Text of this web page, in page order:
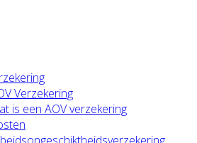
Verzekering
is een AOV verzekering